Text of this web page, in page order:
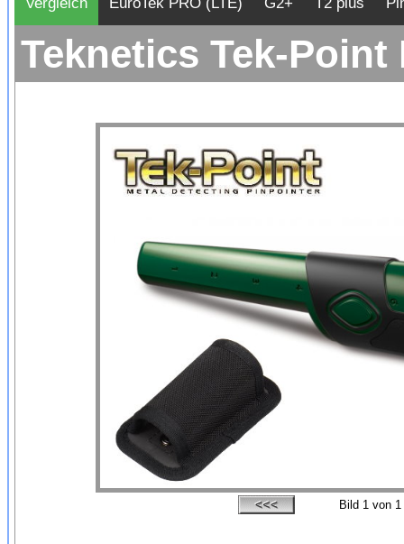
Teknetics Tek-
Bild 1 von 1